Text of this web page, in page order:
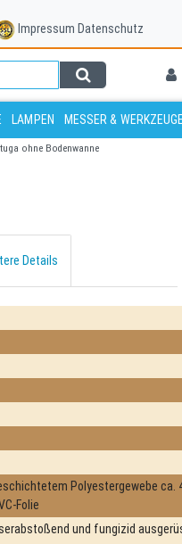
Impressum Datenschutz
LAMPEN MESSER & WERKZEUGE
ohne Bodenwanne
Details
Polyestergewebe ca.
Folie
und fungizid